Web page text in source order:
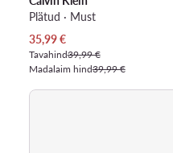
Plätud · Must
Praegune hind
35,99€
Tavahind39,99 €
Madalaim hind39,99 €